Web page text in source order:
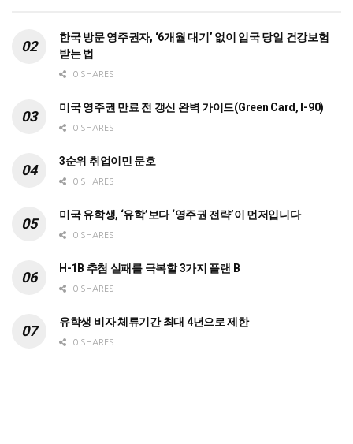
한국 방문 영주권자, ‘6개월 대기’ 없이 입국 당일 건강보험
받는 법
0 SHARES
미국 영주권 만료 전 갱신 완벽 가이드(Green Card, I-90)
0 SHARES
3순위 취업이민 문호
0 SHARES
미국 유학생, ‘유학’보다 ‘영주권 전략’이 먼저입니다
0 SHARES
H-1B 추첨 실패를 극복할 3가지 플랜 B
0 SHARES
유학생 비자 체류기간 최대 4년으로 제한
0 SHARES